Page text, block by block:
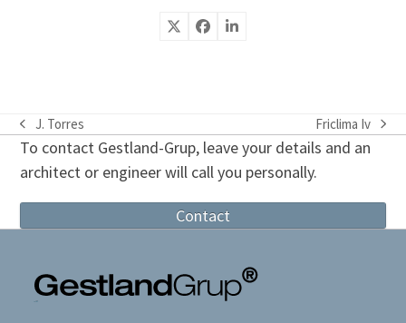
previous
post:
J. Torres
next
post:
Friclima Iv
To contact Gestland-Grup, leave your details and an
architect or engineer will call you personally.
Contact